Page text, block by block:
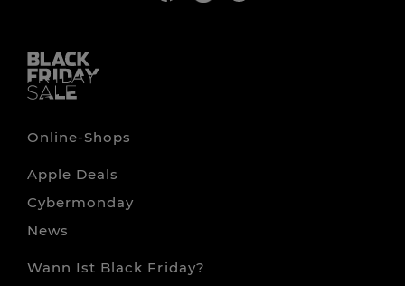
Online-Shops
Apple Deals
Cybermonday
News
Wann Ist Black Friday?